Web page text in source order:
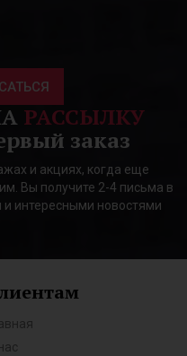
РАССЫЛКУ
заказ
и акциях, когда еще
Вы получите 2-4 письма в
интересными новостями